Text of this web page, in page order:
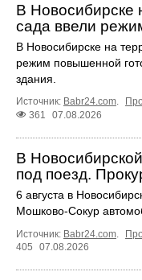
В Новосибирске
сада ввели
В Новосибирске на
режим повышенной
здания.
Источник: Babr24.com
361
07.08.2026
В
под поезд.
6 августа в
Мошково-Сокур
Источник: Babr24.com.
405
07.08.2026